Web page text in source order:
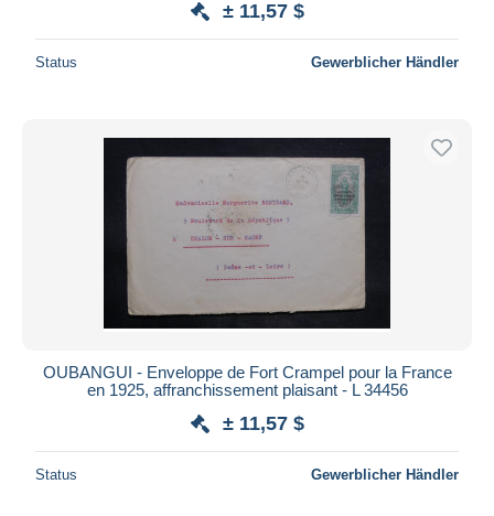
± 11,57 $
Status Gewerblicher Händler
OUBANGUI - Enveloppe de Fort Crampel pour la France
en 1925, affranchissement plaisant - L 34456
± 11,57 $
Status Gewerblicher Händler